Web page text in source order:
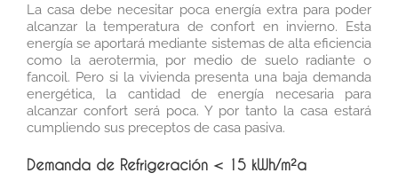
La casa debe necesitar poca energía extra para poder
alcanzar la temperatura de confort en invierno. Esta
energía se aportará mediante sistemas de alta eficiencia
como la aerotermia, por medio de suelo radiante o
fancoil. Pero si la vivienda presenta una baja demanda
energética, la cantidad de energía necesaria para
alcanzar confort será poca. Y por tanto la casa estará
cumpliendo sus preceptos de casa pasiva.
Demanda de Refrigeración < 15 kWh/m²a